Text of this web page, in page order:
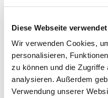
Diese Webseite
Wir verwenden Cookies,
personalisieren,
zu können und die
analysieren. Außerdem
Verwendung unserer
Thomas Schmidt
In den letzten Jahren hat
trainingsbasierten
an Bedeutung gewonnen…